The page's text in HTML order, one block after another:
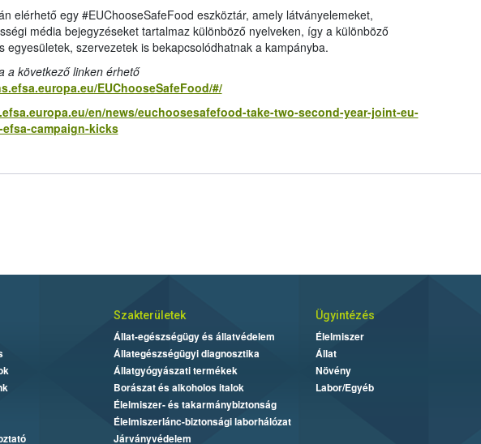
elérhető egy #EUChooseSafeFood eszköztár, amely látványelemeket,
média bejegyzéseket tartalmaz különböző nyelveken, így a különböző
egyesületek, szervezetek is bekapcsolódhatnak a kampányba.
a következő linken érhető
EUChooseSafeFood/#/
en/news/euchoosesafefood-take-two-second-year-joint-eu-
campaign-kicks
Szakterületek
Állat-egészségügy és állatvédelem
Állategészségügyi diagnosztika
Állatgyógyászati termékek
Borászat és alkoholos italok
Élelmiszer- és takarmánybiztonság
Élelmiszerlánc-biztonsági laborhálózat
Járványvédelem
Ügyintézés
Élelmiszer
Állat
Növény
Labor/Egyéb